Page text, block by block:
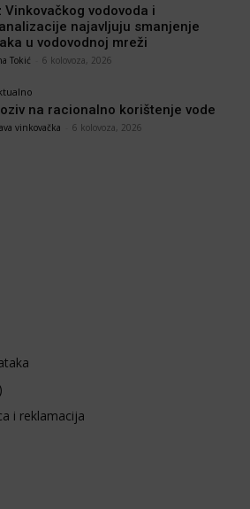
Vinkovačkog vodovoda i
najavljuju smanjenje
u vodovodnoj mreži
Tokić 6 kolovoza, 2026
na racionalno korištenje vode
vinkovačka 6 kolovoza, 2026
i reklamacija